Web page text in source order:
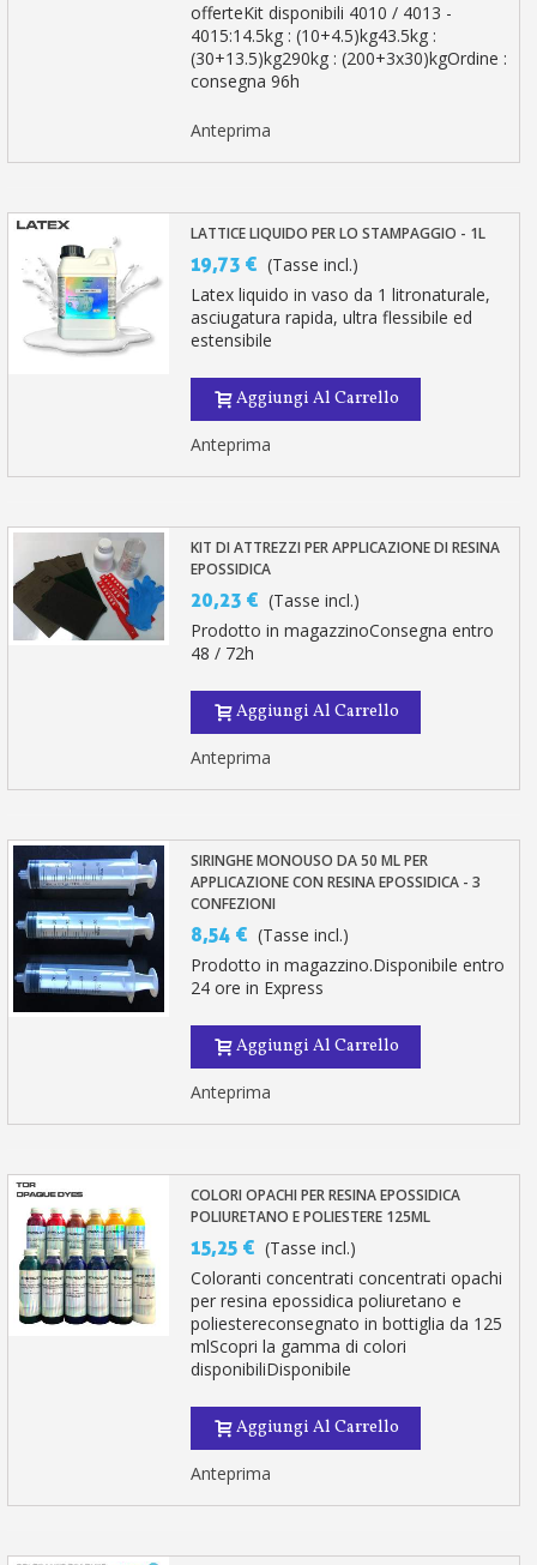
offerteKit disponibili 4010 / 4013 -
4015:14.5kg : (10+4.5)kg43.5kg :
(30+13.5)kg290kg : (200+3x30)kgOrdine :
consegna 96h
Anteprima
LATTICE LIQUIDO PER LO STAMPAGGIO - 1L
19,73 € (Tasse incl.)
Latex liquido in vaso da 1 litronaturale,
asciugatura rapida, ultra flessibile ed
estensibile
Aggiungi Al Carrello
Anteprima
KIT DI ATTREZZI PER APPLICAZIONE DI RESINA
EPOSSIDICA
20,23 € (Tasse incl.)
Prodotto in magazzinoConsegna entro
48 / 72h
Aggiungi Al Carrello
Anteprima
SIRINGHE MONOUSO DA 50 ML PER
APPLICAZIONE CON RESINA EPOSSIDICA - 3
CONFEZIONI
8,54 € (Tasse incl.)
Prodotto in magazzino.Disponibile entro
24 ore in Express
Aggiungi Al Carrello
Anteprima
COLORI OPACHI PER RESINA EPOSSIDICA
POLIURETANO E POLIESTERE 125ML
15,25 € (Tasse incl.)
Coloranti concentrati concentrati opachi
per resina epossidica poliuretano e
poliestereconsegnato in bottiglia da 125
mlScopri la gamma di colori
disponibiliDisponibile
Aggiungi Al Carrello
Anteprima